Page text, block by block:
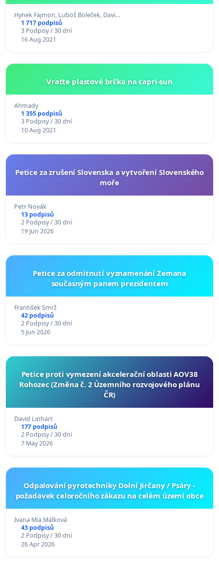
Hynek Fajmon, Luboš Boleček, Davi…
1 717 podpisů
3 Podpisy / 30 dní
16 Aug 2021
Vraťte plastové brčka na capri-sun
Ahmady
1 355 podpisů
3 Podpisy / 30 dní
10 Aug 2021
Petice za zrušení Slovenska a vytvoření Slovenského
moře
Petr Novák
13 podpisů
2 Podpisy / 30 dní
19 Jun 2026
Petice za odmítnutí vyznamenání Zemana
současným panem prezidentem
František Smrž
42 podpisů
2 Podpisy / 30 dní
5 Jun 2026
Petice proti vymezení akcelerační oblasti AOV38
Rohozec (Změna č. 2 Územního rozvojového plánu
ČR)
David Linhart
177 podpisů
2 Podpisy / 30 dní
7 May 2026
Odpalování pyrotechniky Dolní Jirčany / Psáry -
požadavek celoročního zákazu na celém území obce
Ivana Mia Málková
43 podpisů
2 Podpisy / 30 dní
26 Apr 2026